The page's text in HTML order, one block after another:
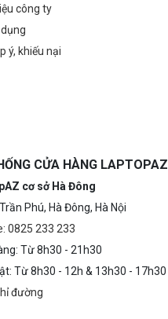
công ty
ý, khiếu nại
CỬA HÀNG LAPTOPAZ
cơ sở Hà Đông
Phú, Hà Đông, Hà Nội
0825 233 233
Từ 8h30 - 21h30
Từ 8h30 - 12h & 13h30 - 17h30
đường